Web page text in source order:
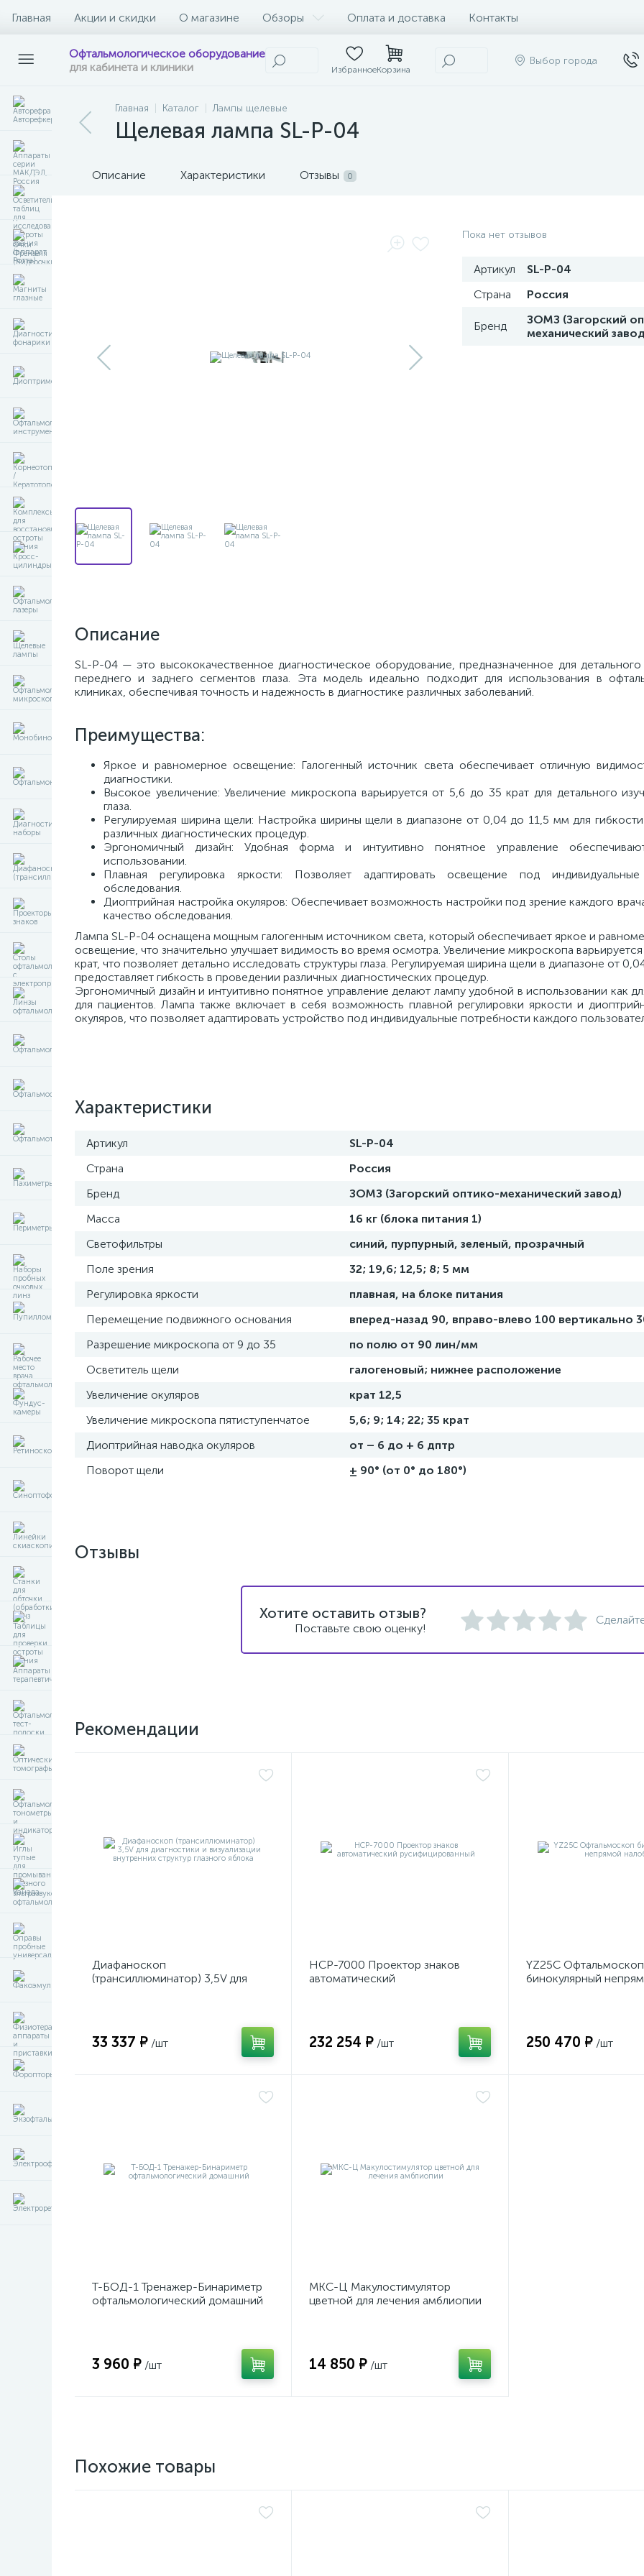
Главная Акции и скидки О магазине Обзоры Оплата и доставка Контакты
Офтальмологическое оборудование
для кабинета и клиники
ИзбранноеКорзина
Выбор города
Главная Каталог Лампы щелевые
Щелевая лампа SL-P-04
Описание Характеристики Отзывы 0
Пока нет отзывов
Артикул
SL-P-04
Страна
Россия
Бренд
ЗОМЗ (Загорский
механический
Описание
SL-P-04 — это высококачественное диагностическое оборудование, предназначенное для
переднего и заднего сегментов глаза. Эта модель идеально подходит для использования в
клиниках, обеспечивая точность и надежность в диагностике различных заболеваний.
Преимущества:
Яркое и равномерное освещение: Галогенный источник света обеспечивает отличную
диагностики.
Высокое увеличение: Увеличение микроскопа варьируется от 5,6 до 35 крат для детального
глаза.
Регулируемая ширина щели: Настройка ширины щели в диапазоне от 0,04 до 11,5 мм для
различных диагностических процедур.
Эргономичный дизайн: Удобная форма и интуитивно понятное управление
использовании.
Плавная регулировка яркости: Позволяет адаптировать освещение под индивидуальные
обследования.
Диоптрийная настройка окуляров: Обеспечивает возможность настройки под зрение каждого
качество обследования.
Лампа SL-P-04 оснащена мощным галогенным источником света, который обеспечивает яркое и
освещение, что значительно улучшает видимость во время осмотра. Увеличение микроскопа
крат, что позволяет детально исследовать структуры глаза. Регулируемая ширина щели в диапазоне от
предоставляет гибкость в проведении различных диагностических процедур.
Эргономичный дизайн и интуитивно понятное управление делают лампу удобной в использовании как
для пациентов. Лампа также включает в себя возможность плавной регулировки яркости и
окуляров, что позволяет адаптировать устройство под индивидуальные потребности каждого
Характеристики
Артикул
SL-P-04
Страна
Россия
Бренд
ЗОМЗ (Загорский оптико-механический завод)
Масса
16 кг (блока питания 1)
Светофильтры
синий, пурпурный, зеленый, прозрачный
Поле зрения
32; 19,6; 12,5; 8; 5 мм
Регулировка яркости
плавная, на блоке питания
Перемещение подвижного основания
вперед-назад 90, вправо-влево 100 вертикально
Разрешение микроскопа от 9 до 35
по полю от 90 лин/мм
Осветитель щели
галогеновый; нижнее расположение
Увеличение окуляров
крат 12,5
Увеличение микроскопа пятиступенчатое
5,6; 9; 14; 22; 35 крат
Диоптрийная наводка окуляров
от – 6 до + 6 дптр
Поворот щели
± 90° (от 0° до 180°)
Отзывы
Хотите оставить отзыв?
Поставьте свою оценку!
Рекомендации
Диафаноскоп
(трансиллюминатор) 3,5V для
33 337 ₽ /шт
НСР-7000 Проектор знаков
автоматический
232 254 ₽ /шт
YZ25C Офтальмоскоп
бинокулярный
250 470 ₽ /шт
Т-БОД-1 Тренажер-Бинариметр
офтальмологический домашний
3 960 ₽ /шт
МКС-Ц Макулостимулятор
цветной для лечения амблиопии
14 850 ₽ /шт
Похожие товары